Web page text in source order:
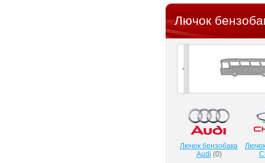
Лючок
Лючок бензобака
Audi (0)